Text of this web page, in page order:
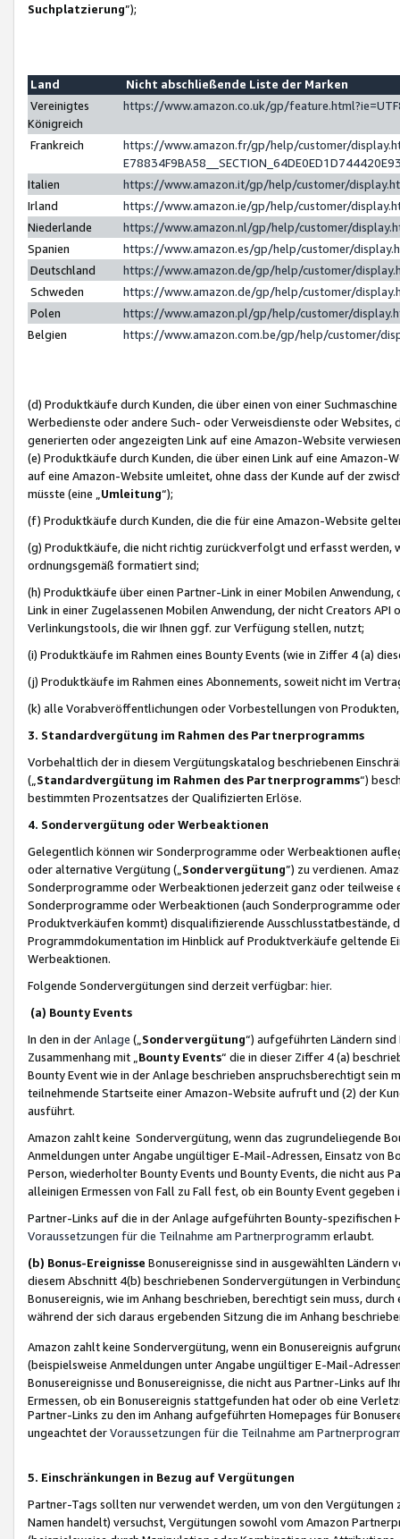
Suchplatzierung”);
Land
Nicht abschließende Liste der Marken
Vereinigtes
Königreich
https://www.amazon.co.uk/gp/
Frankreich
https://www.amazon.fr/gp/help/customer/
Italien
https://www.amazon.it/gp/help/customer/
Irland
https://www.amazon.ie/gp/help/customer/
Niederlande
https://www.amazon.nl/gp/help/customer/
Spanien
https://www.amazon.es/gp/help/customer/
Deutschland
https://www.amazon.de/gp/help/customer/
Schweden
https://www.amazon.de/gp/help/customer/
Polen
https://www.amazon.pl/gp/help/customer/
Belgien
https://www.amazon.com.be/gp/help/customer/
(d) Produktkäufe durch Kunden, die über einen von einer
Werbedienste oder andere Such- oder Verweisdienste oder Websites,
generierten oder angezeigten Link auf eine Amazon-Website
(e) Produktkäufe durch Kunden, die über einen Link auf eine
auf eine Amazon-Website umleitet, ohne dass der Kunde auf der
müsste (eine „ Umleitung“);
(f) Produktkäufe durch Kunden, die die für eine Amazon-Website
(g) Produktkäufe, die nicht richtig zurückverfolgt und erfasst werden,
ordnungsgemäß formatiert sind;
(h) Produktkäufe über einen Partner-Link in einer Mobilen
Link in einer Zugelassenen Mobilen Anwendung, der nicht Creators
Verlinkungstools, die wir Ihnen ggf. zur Verfügung stellen, nutzt;
(i) Produktkäufe im Rahmen eines Bounty Events (wie in Ziffer 4 (a)
(j) Produktkäufe im Rahmen eines Abonnements, soweit nicht im
(k) alle Vorabveröffentlichungen oder Vorbestellungen von
3. Standardvergütung im Rahmen des Partnerprogramms
Vorbehaltlich der in diesem Vergütungskatalog beschriebenen
(„ Standardvergütung im Rahmen des Partnerprogramms“)
bestimmten Prozentsatzes der Qualifizierten Erlöse.
4. Sondervergütung oder Werbeaktionen
Gelegentlich können wir Sonderprogramme oder Werbeaktionen
oder alternative Vergütung („ Sondervergütung”) zu verdienen.
Sonderprogramme oder Werbeaktionen jederzeit ganz oder
Sonderprogramme oder Werbeaktionen (auch Sonderprogramme
Produktverkäufen kommt) disqualifizierende Ausschlusstatbestände,
Programmdokumentation im Hinblick auf Produktverkäufe geltende
Werbeaktionen.
Folgende Sondervergütungen sind derzeit verfügbar: hier.
(a) Bounty Events
In den in derAnlage („ Sondervergütung“) aufgeführten Ländern
Zusammenhang mit „ Bounty Events“ die in dieser Ziffer 4 (a)
Bounty Event wie in der Anlage beschrieben anspruchsberechtigt sein
teilnehmende Startseite einer Amazon-Website aufruft und (2) der
ausführt.
Amazon zahlt keine Sondervergütung, wenn das zugrundeliegende
Anmeldungen unter Angabe ungültiger E-Mail-Adressen, Einsatz von
Person, wiederholter Bounty Events und Bounty Events, die nicht
alleinigen Ermessen von Fall zu Fall fest, ob ein Bounty Event
Partner-Links auf die in der Anlage aufgeführten Bounty-spezifischen
Voraussetzungen für die Teilnahme am Partnerprogramm erlaubt.
(b) Bonus-Ereignisse Bonusereignisse sind in ausgewählten Ländern
diesem Abschnitt 4(b) beschriebenen Sondervergütungen in
Bonusereignis, wie im Anhang beschrieben, berechtigt sein muss,
während der sich daraus ergebenden Sitzung die im Anhang
Amazon zahlt keine Sondervergütung, wenn ein Bonusereignis
(beispielsweise Anmeldungen unter Angabe ungültiger E-Mail-
Bonusereignisse und Bonusereignisse, die nicht aus Partner-Links auf
Ermessen, ob ein Bonusereignis stattgefunden hat oder ob eine
Partner-Links zu den im Anhang aufgeführten Homepages für
ungeachtet derVoraussetzungen für die Teilnahme am
5. Einschränkungen in Bezug auf Vergütungen
Partner-Tags sollten nur verwendet werden, um von den
Namen handelt) versuchst, Vergütungen sowohl vom Amazon